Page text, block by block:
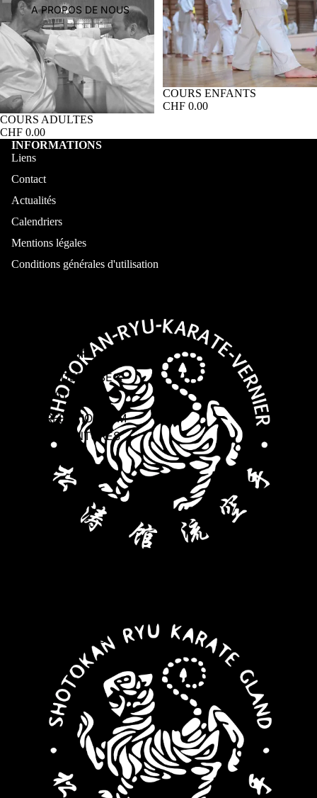
A PROPOS DE NOUS
EDUCATIF
SELF DEFENSE &
KARATE
PERFECTIONNEM
ENT CEINTURES
HORAIRES
COURS ADULTES
CHF 0.00
COURS ENFANTS
CHF 0.00
INFORMATIONS
Liens
Contact
Actualités
Calendriers
Mentions légales
Conditions générales d'utilisation